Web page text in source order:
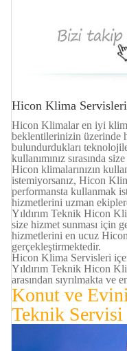
Hicon Klima Servisleri
Hicon Klimalar en iyi
beklentilerinizin üzerinde
bulundurdukları
kullanımınız sırasında
Hicon klimalarınızın
istemiyorsanız, Hicon
performansta kullanmak
hizmetlerini uzman
Yıldırım Teknik Hicon
size hizmet sunması için
hizmetlerini en ucuz
gerçekleştirmektedir.
Hicon Klima Servisleri
Yıldırım Teknik Hicon
arasından sıyrılmakta ve
Konut ve
Teknik Servisi